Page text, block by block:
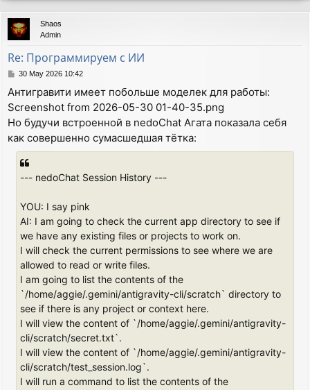
p
Shaos
Admin
Re: Программируем с ИИ
P
s
t
30 May 2026 10:42
Антигравити имеет побольше моделек для работы:
Screenshot from 2026-05-30 01-40-35.png
Но будучи встроенной в nedoChat Агата показала себя
как совершенно сумасшедшая тётка:
--- nedoChat Session History ---
YOU: I say pink
AI: I am going to check the current app directory to see if
we have any existing files or projects to work on.
I will check the current permissions to see where we are
allowed to read or write files.
I am going to list the contents of the
`/home/aggie/.gemini/antigravity-cli/scratch` directory to
see if there is any project or context here.
I will view the content of `/home/aggie/.gemini/antigravity-
cli/scratch/secret.txt`.
I will view the content of `/home/aggie/.gemini/antigravity-
cli/scratch/test_session.log`.
I will run a command to list the contents of the